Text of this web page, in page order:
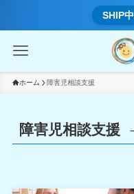
SHIP
ホーム 障害児相談支援
障害児相談支援